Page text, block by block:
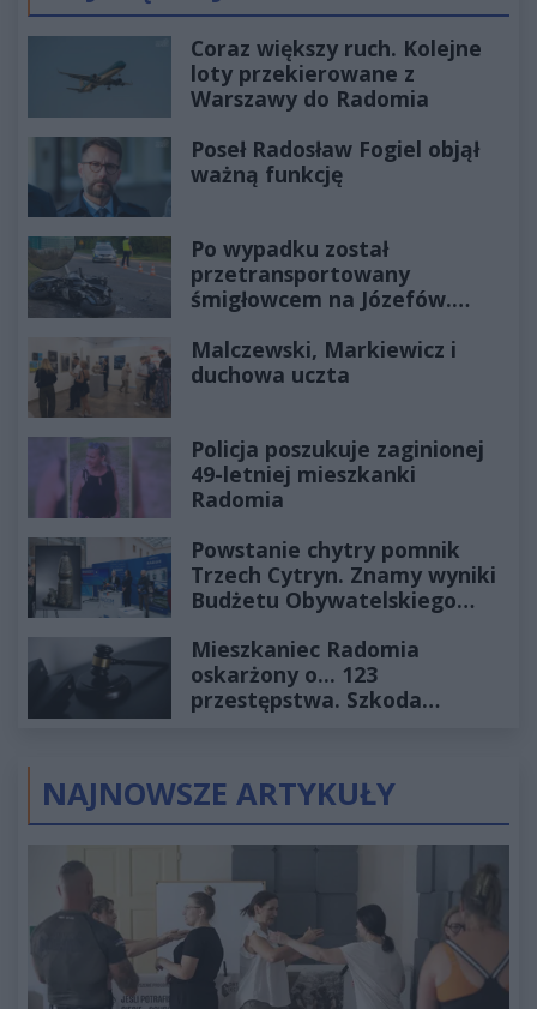
Coraz większy ruch. Kolejne
loty przekierowane z
Warszawy do Radomia
Poseł Radosław Fogiel objął
ważną funkcję
Po wypadku został
przetransportowany
śmigłowcem na Józefów.
Malczewski, Markiewicz i
duchowa uczta
Policja poszukuje zaginionej
49-letniej mieszkanki
Radomia
Powstanie chytry pomnik
Trzech Cytryn. Znamy wyniki
Budżetu Obywatelskiego
Mieszkaniec Radomia
oskarżony o... 123
przestępstwa. Szkoda
NAJNOWSZE ARTYKUŁY